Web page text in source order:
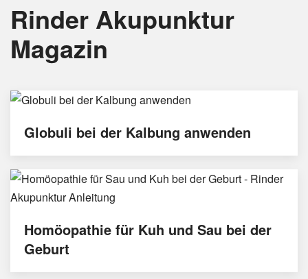
Rinder Akupunktur
Magazin
Globuli bei der Kalbung anwenden
Homöopathie für Kuh und Sau bei der
Geburt